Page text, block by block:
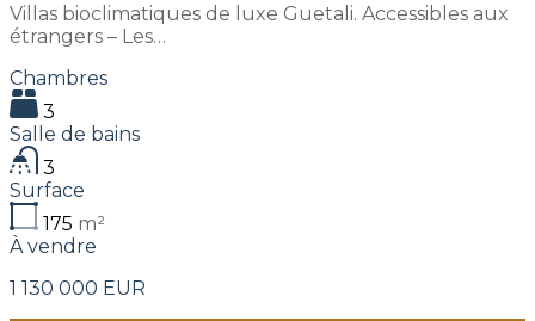
Villas bioclimatiques de luxe Guetali. Accessibles aux
étrangers – Les…
Chambres
3
Salle de bains
3
Surface
175 m²
À vendre
1 130 000 EUR